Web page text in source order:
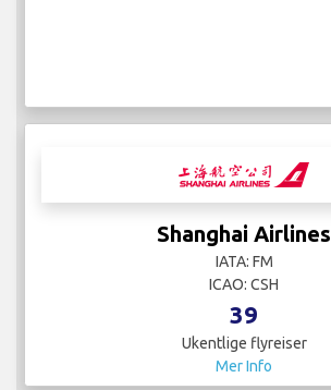
Shanghai Airlines
IATA: FM
ICAO: CSH
39
Ukentlige flyreiser
Mer Info